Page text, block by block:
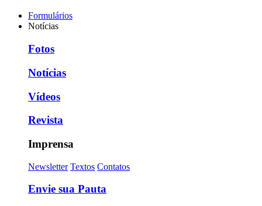
Formulários
Notícias
Fotos
Notícias
Vídeos
Revista
Imprensa
Newsletter Textos Contatos
Envie sua Pauta